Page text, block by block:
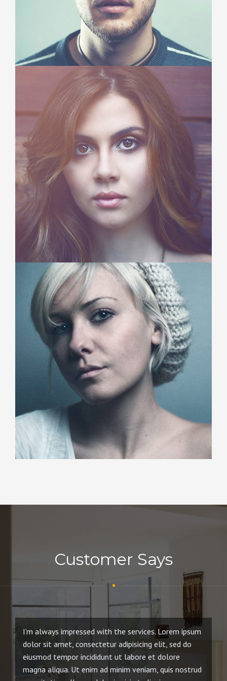
Michael Dennis
Creative Director
Duis aute irure dolor in reprehenderit in voluptate velit esse
cillum dolore eu fugiat nulla pariatur.
Sarah Michelle
Creative Staff
Duis aute irure dolor in reprehenderit in voluptate velit esse
cillum dolore eu fugiat nulla pariatur.
Customer Says
I’m always impressed with the services. Lorem ipsum
dolor sit amet, consectetur adipisicing elit, sed do
eiusmod tempor incididunt ut labore et dolore
magna aliqua. Ut enim ad minim veniam, quis nostrud